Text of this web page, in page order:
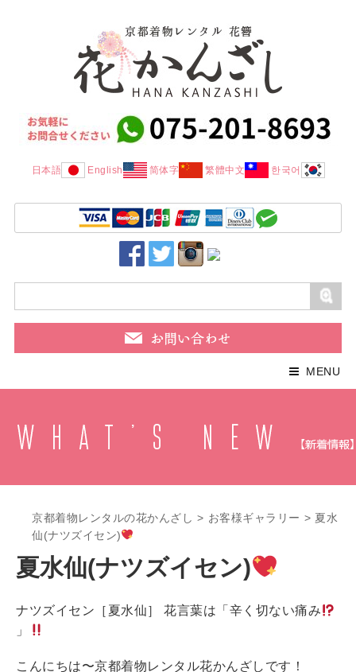
日本語 English 简体字 繁體中文 한국어
MENU
京都着物レンタルの花かんざし > お客様ギャラリー > 夏水
仙(ナツズイセン)
夏水仙(ナツズイセン)
ナツズイセン［夏水仙］ 花言葉は「辛く切ない痛み
」
こんにちは〜京都着物レンタル花かんざしです！